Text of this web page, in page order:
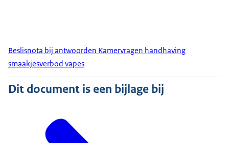
Beslisnota bij antwoorden Kamervragen handhaving
smaakjesverbod vapes
Dit document is een bijlage bij